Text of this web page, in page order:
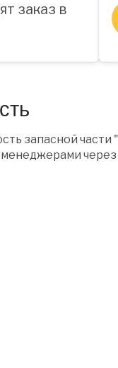
заказ в
запасной